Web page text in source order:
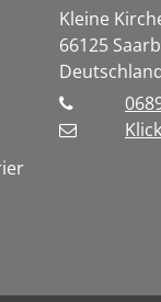
Kleine
66125